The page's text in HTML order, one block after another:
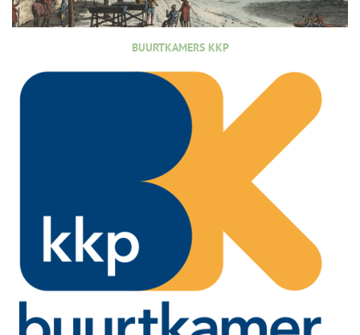
BUURTKAMERS KKP